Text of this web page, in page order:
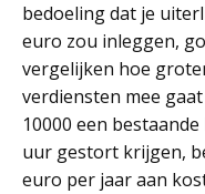
bedoeling dat je
euro zou inleggen,
vergelijken hoe
verdiensten mee
10000 een
uur gestort krijgen,
euro per jaar aan